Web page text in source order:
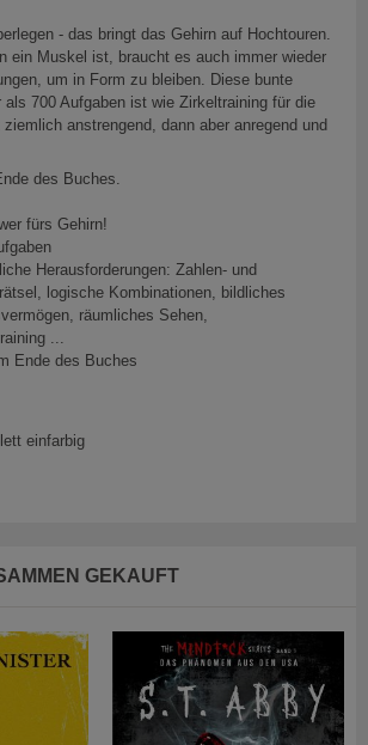
- das bringt das Gehirn auf Hochtouren.
ein Muskel ist, braucht es auch immer wieder
um in Form zu bleiben. Diese bunte
als 700 Aufgaben ist wie Zirkeltraining für die
anstrengend, dann aber anregend und
des Buches.
fürs Gehirn!
Herausforderungen: Zahlen- und
logische Kombinationen, bildliches
räumliches Sehen,
...
Ende des Buches
einfarbig
GEKAUFT